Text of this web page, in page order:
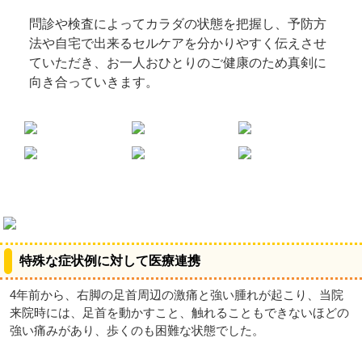
問診や検査によってカラダの状態を把握し、予防方
法や自宅で出来るセルケアを分かりやすく伝えさせ
ていただき、お一人おひとりのご健康のため真剣に
向き合っていきます。
特殊な症状例に対して医療連携
4年前から、右脚の足首周辺の激痛と強い腫れが起こり、当院
来院時には、足首を動かすこと、触れることもできないほどの
強い痛みがあり、歩くのも困難な状態でした。